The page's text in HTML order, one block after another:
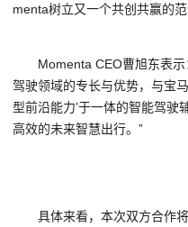
menta树立又一个共创共赢的范
Momenta CEO曹旭东表
驾驶领域的专长与优势，与宝
型前沿能力’于一体的智能驾驶
高效的未来智慧出行。”
具体来看，本次双方合作